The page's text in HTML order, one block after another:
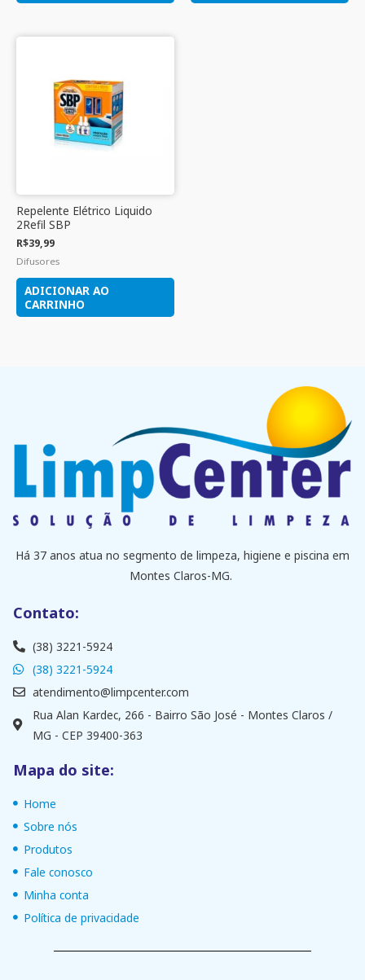
Repelente Elétrico Liquido
2Refil SBP
R$39,99
Difusores
ADICIONAR AO
CARRINHO
Há 37 anos atua no segmento de limpeza, higiene e piscina em
Montes Claros-MG.
Contato:
(38) 3221-5924
(38) 3221-5924
atendimento@limpcenter.com
Rua Alan Kardec, 266 - Bairro São José - Montes Claros /
MG - CEP 39400-363
Mapa do site:
Home
Sobre nós
Produtos
Fale conosco
Minha conta
Política de privacidade